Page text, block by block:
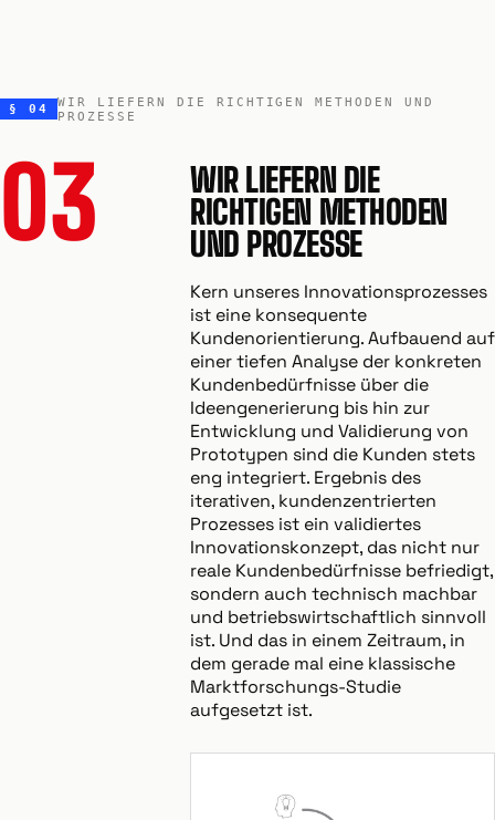
§ 04
WIR LIEFERN DIE RICHTIGEN METHODEN UND
PROZESSE
03
WIR LIEFERN DIE
RICHTIGEN METHODEN
UND PROZESSE
Kern unseres Innovationsprozesses
ist eine konsequente
Kundenorientierung. Aufbauend auf
einer tiefen Analyse der konkreten
Kundenbedürfnisse über die
Ideengenerierung bis hin zur
Entwicklung und Validierung von
Prototypen sind die Kunden stets
eng integriert. Ergebnis des
iterativen, kundenzentrierten
Prozesses ist ein validiertes
Innovationskonzept, das nicht nur
reale Kundenbedürfnisse befriedigt,
sondern auch technisch machbar
und betriebswirtschaftlich sinnvoll
ist. Und das in einem Zeitraum, in
dem gerade mal eine klassische
Marktforschungs-Studie
aufgesetzt ist.